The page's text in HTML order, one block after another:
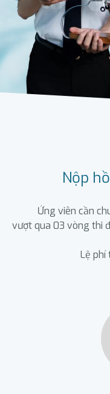
Nộp
Ứng viên cần
vượt qua 03 vòng thi
Lệ phí